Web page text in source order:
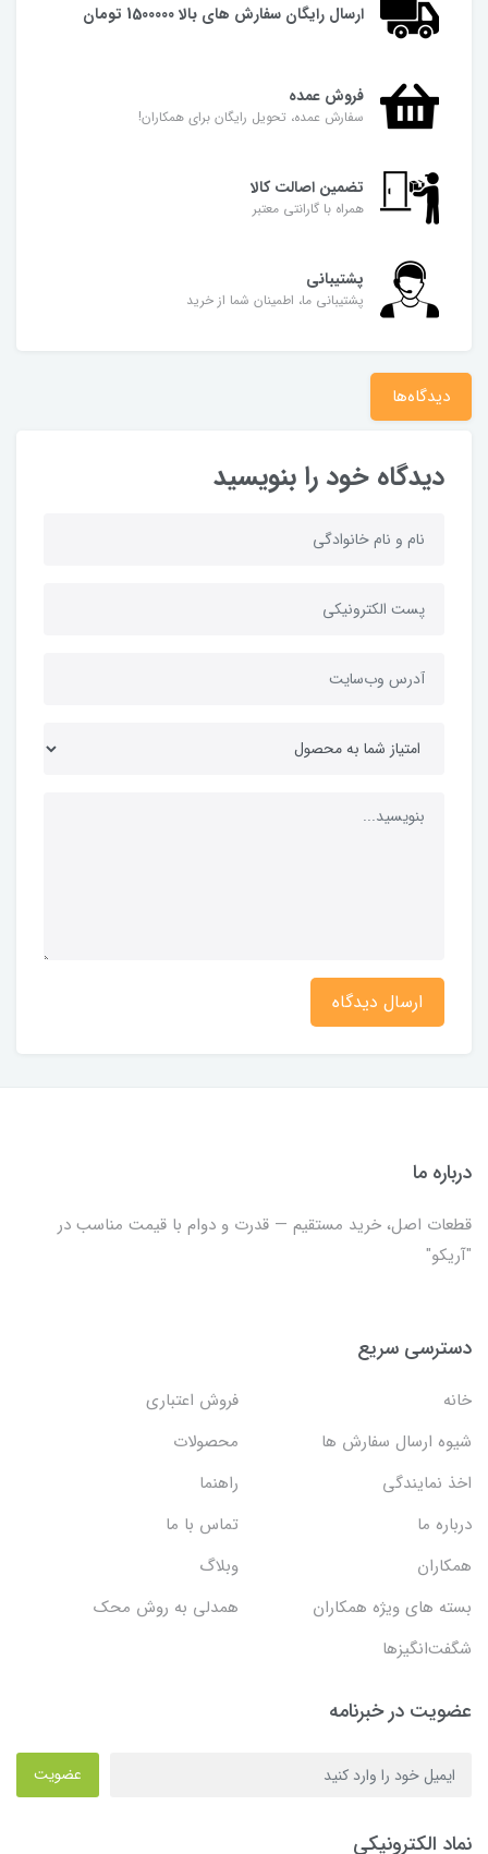
ارسال رایگان سفارش های بالا 1500000 تومان
فروش عمده
سفارش عمده، تحویل رایگان برای همکاران!
تضمین اصالت کالا
همراه با گارانتی معتبر
پشتیبانی
پشتیبانی ما، اطمینان شما از خرید
دیدگاه‌ها
دیدگاه خود را بنویسید
ارسال دیدگاه
درباره ما
قطعات اصل، خرید مستقیم — قدرت و دوام با قیمت مناسب در
"آریکو"
دسترسی سریع
خانه
فروش اعتباری
شیوه ارسال سفارش ها
محصولات
اخذ نمایندگی
راهنما
درباره ما
تماس با ما
همکاران
وبلاگ
بسته های ویژه همکاران
همدلی به روش محک
شگفت‌انگیزها
عضویت در خبرنامه
عضویت
نماد الکترونیکی